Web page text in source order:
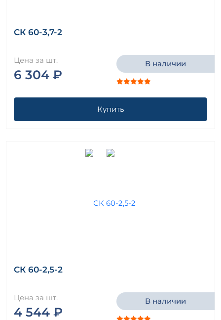
СК 60-3,7-2
Цена за шт.
6 304 ₽
В наличии
Купить
СК 60-2,5-2
Цена за шт.
4 544 ₽
В наличии